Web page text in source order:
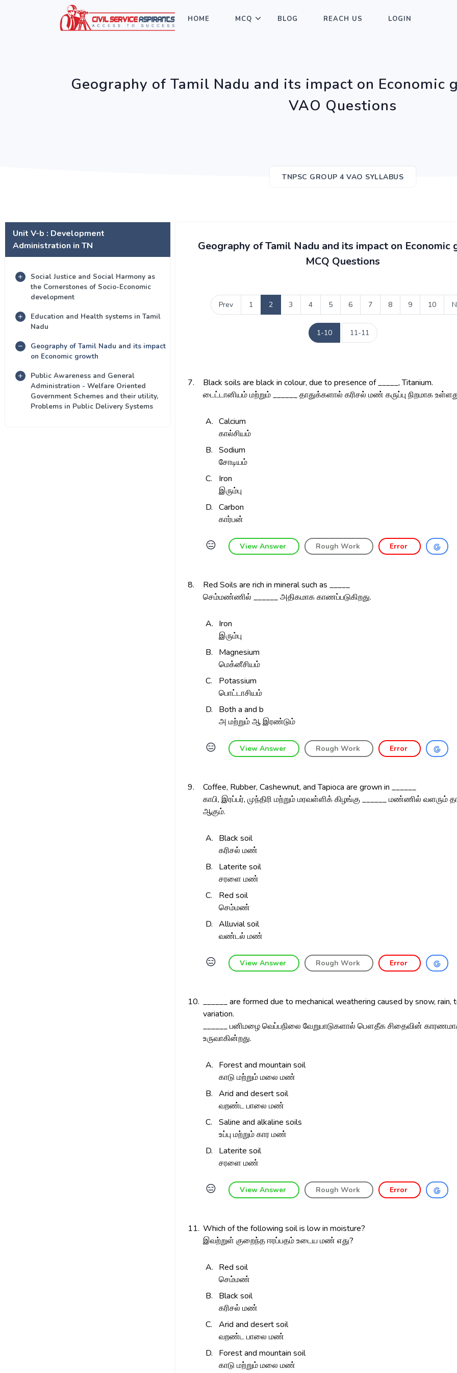
HOME MCQ BLOG REACH US LOGIN
Geography of Tamil Nadu and its impact on Economic
VAO Questions
TNPSC GROUP 4 VAO SYLLABUS
Unit V-b : Development
Administration in TN
Social Justice and Social Harmony as
the Cornerstones of Socio-Economic
development
Education and Health systems in Tamil
Nadu
Geography of Tamil Nadu and its impact
on Economic growth
Public Awareness and General
Administration - Welfare Oriented
Government Schemes and their utility,
Problems in Public Delivery Systems
Geography of Tamil Nadu and its impact on Economic
MCQ Questions
Prev 1 2 3 4 5 6 7 8 9 10
1-10 11-11
7.
Black soils are black in colour, due to presence of _____, Titanium.
டைட்டானியம் மற்றும் ______ தாதுக்களால் கரிசல் மண் கருப்பு நிறமாக
A. Calcium
கால்சியம்
B.
Sodium
சோடியம்
C.
Iron
இரும்பு
D.
Carbon
கார்பன்
😑 View Answer Rough Work Error
8.
Red Soils are rich in mineral such as _____
செம்மண்ணில் ______ அதிகமாக காணப்படுகிறது.
A. Iron
இரும்பு
B.
Magnesium
மெக்னீசியம்
C.
Potassium
பொட்டாசியம்
D.
Both a and b
அ மற்றும் ஆ இரண்டும்
😑 View Answer Rough Work Error
9.
Coffee, Rubber, Cashewnut, and Tapioca are grown in ______
காபி, இரப்பர், முந்திரி மற்றும் மரவள்ளிக் கிழங்கு ______ மண்ணில் வளரும்
ஆகும்.
A. Black soil
கரிசல் மண்
B.
Laterite soil
சரளை மண்
C.
Red soil
செம்மண்
D.
Alluvial soil
வண்டல் மண்
😑 View Answer Rough Work Error
10. ______ are formed due to mechanical weathering caused by snow, rain,
variation.
______ பனிமழை வெப்பநிலை வேறுபாடுகளால் பௌதீக சிதைவின்
உருவாகின்றது.
A. Forest and mountain soil
காடு மற்றும் மலை மண்
B.
Arid and desert soil
வறண்ட பாலை மண்
C.
Saline and alkaline soils
உப்பு மற்றும் கார மண்
D.
Laterite soil
சரளை மண்
😑 View Answer Rough Work Error
11. Which of the following soil is low in moisture?
இவற்றுள் குறைந்த ஈரப்பதம் உடைய மண் எது?
A. Red soil
செம்மண்
B.
Black soil
கரிசல் மண்
C.
Arid and desert soil
வறண்ட பாலை மண்
D.
Forest and mountain soil
காடு மற்றும் மலை மண்